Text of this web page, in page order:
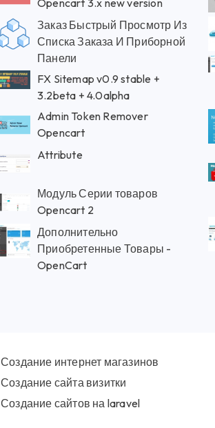
Opencart 3.x new version
Заказ Быстрый Просмотр Из
Списка Заказа И Приборной
Панели
FX Sitemap v0.9 stable +
3.2beta + 4.0alpha
Admin Token Remover
Opencart
Attribute
Модуль Серии товаров
Opencart 2
Дополнительно
Приобретенные Товары -
OpenCart
Создание интернет магазинов
Создание сайта визитки
Создание сайтов на laravel